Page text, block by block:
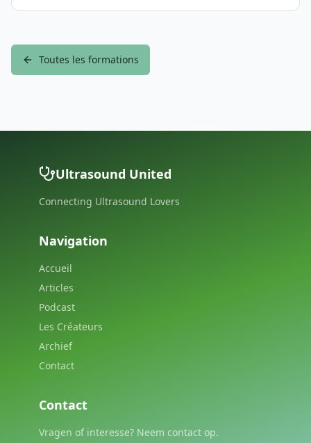
Toutes les formations
Ultrasound United
Connecting Ultrasound Lovers
Navigation
Accueil
Articles
Podcast
Les Créateurs
Archief
Contact
Contact
Vragen of interesse? Neem contact op.